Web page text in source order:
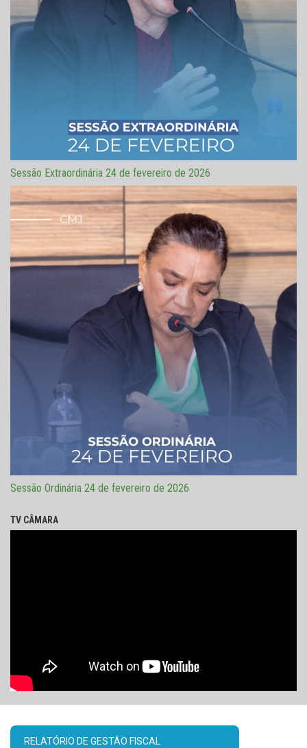
Sessão Extraordinária 24 de fevereiro de 2026
Sessão Ordinária 24 de fevereiro de 2026
TV CÂMARA
RELATÓRIO DE GESTÃO FISCAL